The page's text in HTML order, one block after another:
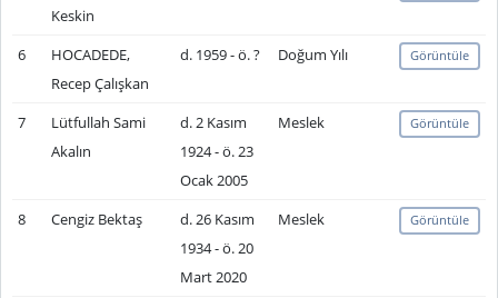
Keskin
6
HOCADEDE,
Recep Çalışkan
d. 1959 - ö. ? Doğum Yılı Görüntüle
7
Lütfullah Sami
Akalın
d. 2 Kasım
1924 - ö. 23
Ocak 2005
Meslek Görüntüle
8 Cengiz Bektaş
d. 26 Kasım
1934 - ö. 20
Mart 2020
Meslek Görüntüle